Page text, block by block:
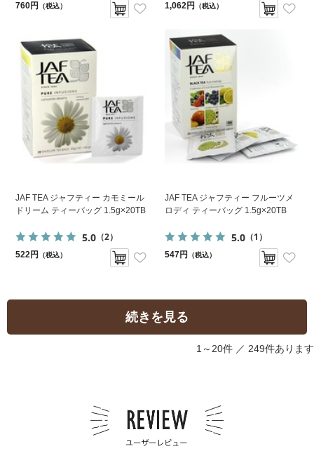
760円 （税込） 1,062円 （税込）
JAF TEA ジャフティー カモミール
ドリーム ティーバッグ 1.5g×20TB
5.0（2）
522円 （税込）
JAF TEA ジャフティー フルーツメ
ロディ ティーバッグ 1.5g×20TB
5.0（1）
547円 （税込）
続きを見る
1～20件 ／ 249件あります